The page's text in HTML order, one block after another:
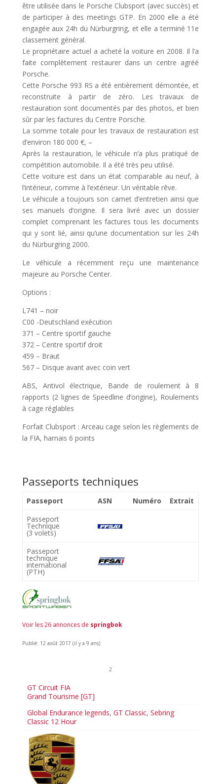
être utilisée dans le Porsche Clubsport (avec succès) et
de participer à des meetings GTP. En 2000 elle a été
engagée aux 24h du Nürburgring, et elle a terminé 11e
classement général.
Le propriétaire actuel a acheté la voiture en 2008. Il l’a
faite complètement restaurer dans un centre agréé
Porsche.
Cette Porsche 993 RS a été entièrement démontée, et
reconstruite à partir de zéro. Les travaux de
restauration sont documentés par des photos, et bien
sûr par les factures du Centre Porsche.
La somme totale pour les travaux de restauration est
d’environ 180 000 €, –
Après la restauration, le véhicule n’a plus pratiqué de
compétition automobile. Il a été très peu utilisé.
Cette voiture est dans un état comparable au neuf, à
l’intérieur, comme à l’extérieur. Un véritable rêve.
Le véhicule a toujours son carnet d’entretien ainsi que
ses manuels d’origine. Il sera livré avec un dossier
complet comprenant les factures tous les documents
qui y sont lié, ainsi qu’une documentation sur les 24h
du Nürburgring 2000.
Le véhicule a récemment reçu une maintenance
majeure au Porsche Center.
Options :
L741 – noir
C00 -Deutschland exécution
371 – Centre sportif gauche
372 – Centre sportif droit
459 – Braut
567 – Disque avant avec coin vert
ABS, Antivol électrique, Bande de roulement à 8
rapports (2 lignes de Speedline d’origine), Roulements
à cage réglables
Forfait Clubsport : Arceau cage selon les règlements de
la FIA, harnais 6 points
Passeports techniques
Passeport ASN Numéro
Extrait
Passeport
Technique
(3 volets)
Passeport
technique
international
(PTH)
Voir les 26 annonces de springbok
Publié: 12 août 2017 (il y a 9 ans)
2
GT Circuit FIA
Grand Tourisme [GT]
Global Endurance legends,GT Classic,Sebring
Classic 12 Hour